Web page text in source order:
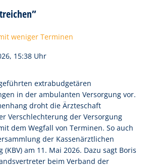
weniger Terminen
15:38 Uhr
extrabudgetären
in der ambulanten Versorgung vor.
droht die Ärzteschaft
Verschlechterung der Versorgung
dem Wegfall von Terminen. So auch
der Kassenärztlichen
am 11. Mai 2026. Dazu sagt Boris
beim Verband der